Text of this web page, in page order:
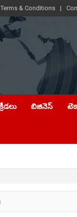
Terms & Conditions
క్రీడలు బిజినెస్